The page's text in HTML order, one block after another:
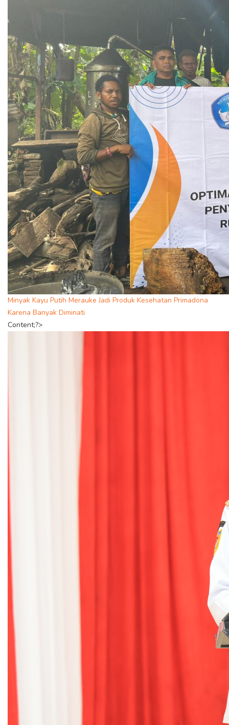
Minyak Kayu Putih Merauke Jadi Produk Kesehatan Primadona
Karena Banyak Diminati
Content;?>